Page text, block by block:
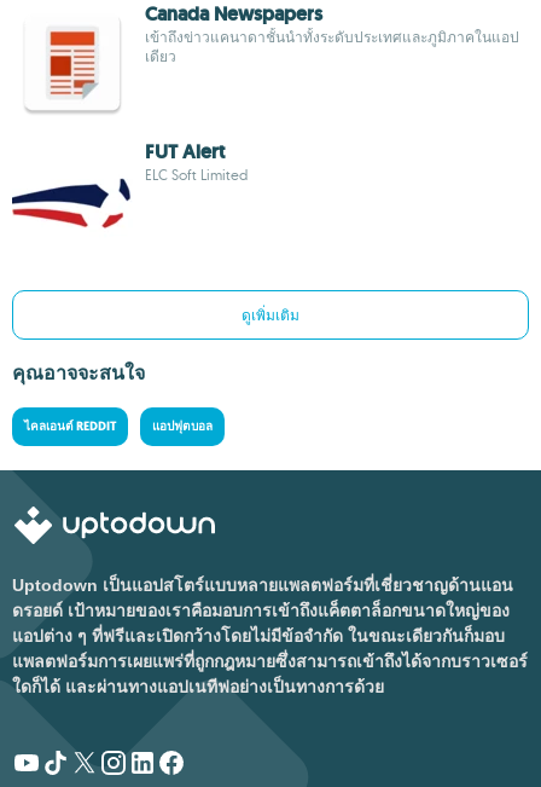
Canada Newspapers
เข้าถึงข่าวแคนาดาชั้นนำทั้งระดับประเทศและภูมิภาคในแอป
เดียว
FUT Alert
ELC Soft Limited
ดูเพิ่มเติม
คุณอาจจะสนใจ
ไคลเอนต์ REDDIT แอปฟุตบอล
Uptodown เป็นแอปสโตร์แบบหลายแพลตฟอร์มที่เชี่ยวชาญด้านแอน
ดรอยด์ เป้าหมายของเราคือมอบการเข้าถึงแค็ตตาล็อกขนาดใหญ่ของ
แอปต่าง ๆ ที่ฟรีและเปิดกว้างโดยไม่มีข้อจำกัด ในขณะเดียวกันก็มอบ
แพลตฟอร์มการเผยแพร่ที่ถูกกฎหมายซึ่งสามารถเข้าถึงได้จากบราวเซอร์
ใดก็ได้ และผ่านทางแอปเนทีฟอย่างเป็นทางการด้วย